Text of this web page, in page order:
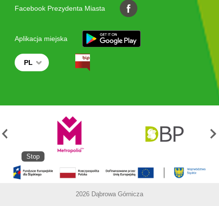
Facebook Prezydenta Miasta
Aplikacja miejska
PL
Stop
2026 Dąbrowa Górnicza